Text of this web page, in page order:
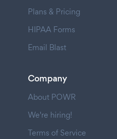
Plans & Pricing
HIPAA Forms
Email Blast
Company
About POWR
We're hiring!
Terms of Service